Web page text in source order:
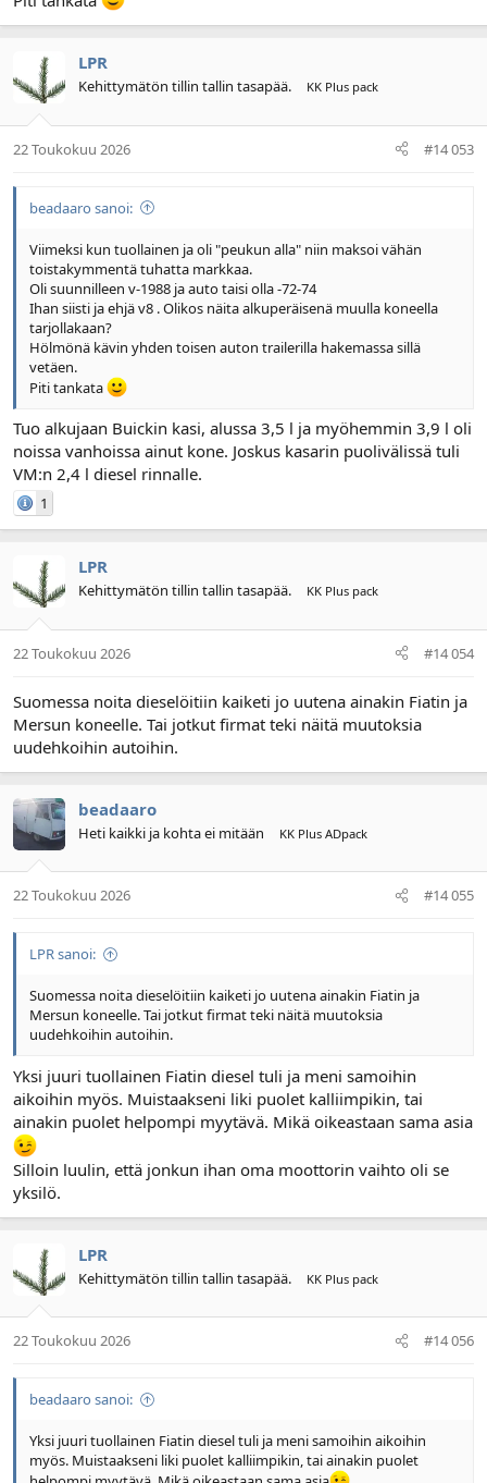
LPR
Kehittymätön tillin tallin tasapää. KK Plus pack
22 Toukokuu 2026 #14 053
beadaaro sanoi:
Viimeksi kun tuollainen ja oli "peukun alla" niin maksoi vähän
toistakymmentä tuhatta markkaa.
Oli suunnilleen v-1988 ja auto taisi olla -72-74
Ihan siisti ja ehjä v8 . Olikos näita alkuperäisenä muulla koneella
tarjollakaan?
Hölmönä kävin yhden toisen auton trailerilla hakemassa sillä
vetäen.
Piti tankata
Tuo alkujaan Buickin kasi, alussa 3,5 l ja myöhemmin 3,9 l oli
noissa vanhoissa ainut kone. Joskus kasarin puolivälissä tuli
VM:n 2,4 l diesel rinnalle.
1
LPR
Kehittymätön tillin tallin tasapää. KK Plus pack
22 Toukokuu 2026 #14 054
Suomessa noita dieselöitiin kaiketi jo uutena ainakin Fiatin ja
Mersun koneelle. Tai jotkut firmat teki näitä muutoksia
uudehkoihin autoihin.
beadaaro
Heti kaikki ja kohta ei mitään KK Plus ADpack
22 Toukokuu 2026 #14 055
LPR sanoi:
Suomessa noita dieselöitiin kaiketi jo uutena ainakin Fiatin ja
Mersun koneelle. Tai jotkut firmat teki näitä muutoksia
uudehkoihin autoihin.
Yksi juuri tuollainen Fiatin diesel tuli ja meni samoihin
aikoihin myös. Muistaakseni liki puolet kalliimpikin, tai
ainakin puolet helpompi myytävä. Mikä oikeastaan sama asia
Silloin luulin, että jonkun ihan oma moottorin vaihto oli se
yksilö.
LPR
Kehittymätön tillin tallin tasapää. KK Plus pack
22 Toukokuu 2026 #14 056
beadaaro sanoi:
Yksi juuri tuollainen Fiatin diesel tuli ja meni samoihin aikoihin
myös. Muistaakseni liki puolet kalliimpikin, tai ainakin puolet